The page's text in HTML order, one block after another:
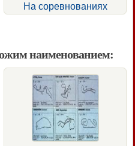
На соревнованиях
наименованием: